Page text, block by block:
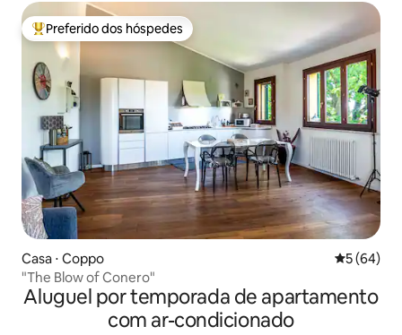
Entre os melhores preferidos dos hóspedes
Preferido dos hóspedes
Casa ⋅ Coppo 5 de uma
5 (64)
"The Blow of Conero"
Aluguel por temporada de apartamento
com ar-condicionado